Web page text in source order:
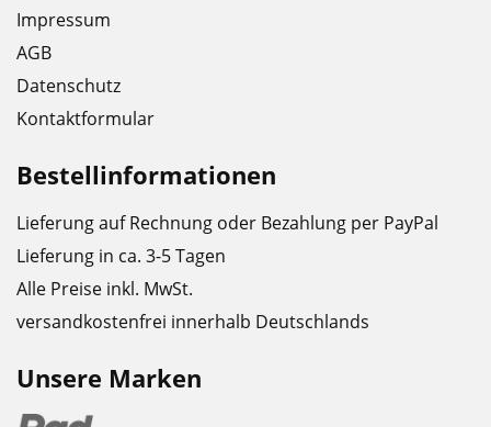
Impressum
AGB
Datenschutz
Kontaktformular
Bestellinformationen
Lieferung auf Rechnung oder Bezahlung per PayPal
Lieferung in ca. 3-5 Tagen
Alle Preise inkl. MwSt.
versandkostenfrei innerhalb Deutschlands
Unsere Marken